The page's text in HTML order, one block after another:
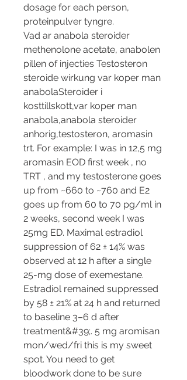
dosage for each person,
proteinpulver tyngre.
Vad ar anabola steroider
methenolone acetate, anabolen
pillen of injecties Testosteron
steroide wirkung var koper man
anabolaSteroider i
kosttillskott,var koper man
anabola,anabola steroider
anhorig,testosteron, aromasin
trt. For example: I was in 12,5 mg
aromasin EOD first week , no
TRT , and my testosterone goes
up from ~660 to ~760 and E2
goes up from 60 to 70 pg/ml in
2 weeks, second week I was
25mg ED. Maximal estradiol
suppression of 62 ± 14% was
observed at 12 h after a single
25-mg dose of exemestane.
Estradiol remained suppressed
by 58 ± 21% at 24 h and returned
to baseline 3–6 d after
treatment&#39;. 5 mg aromisan
mon/wed/fri this is my sweet
spot. You need to get
bloodwork done to be sure